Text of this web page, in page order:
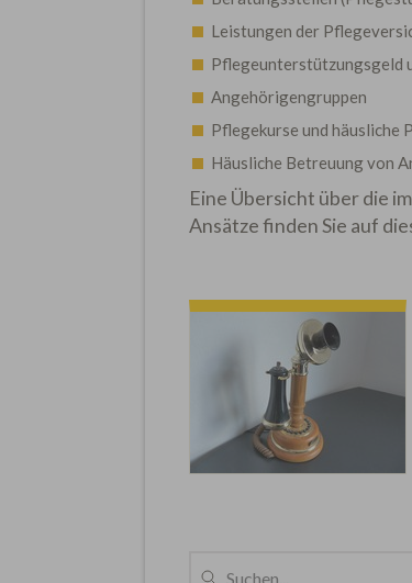
Leistungen der
Pflegeunterstützungsgeld
Angehörigengruppen
Pflegekurse und häusliche
Häusliche Betreuung von
Eine Übersicht über die
Ansätze finden Sie auf